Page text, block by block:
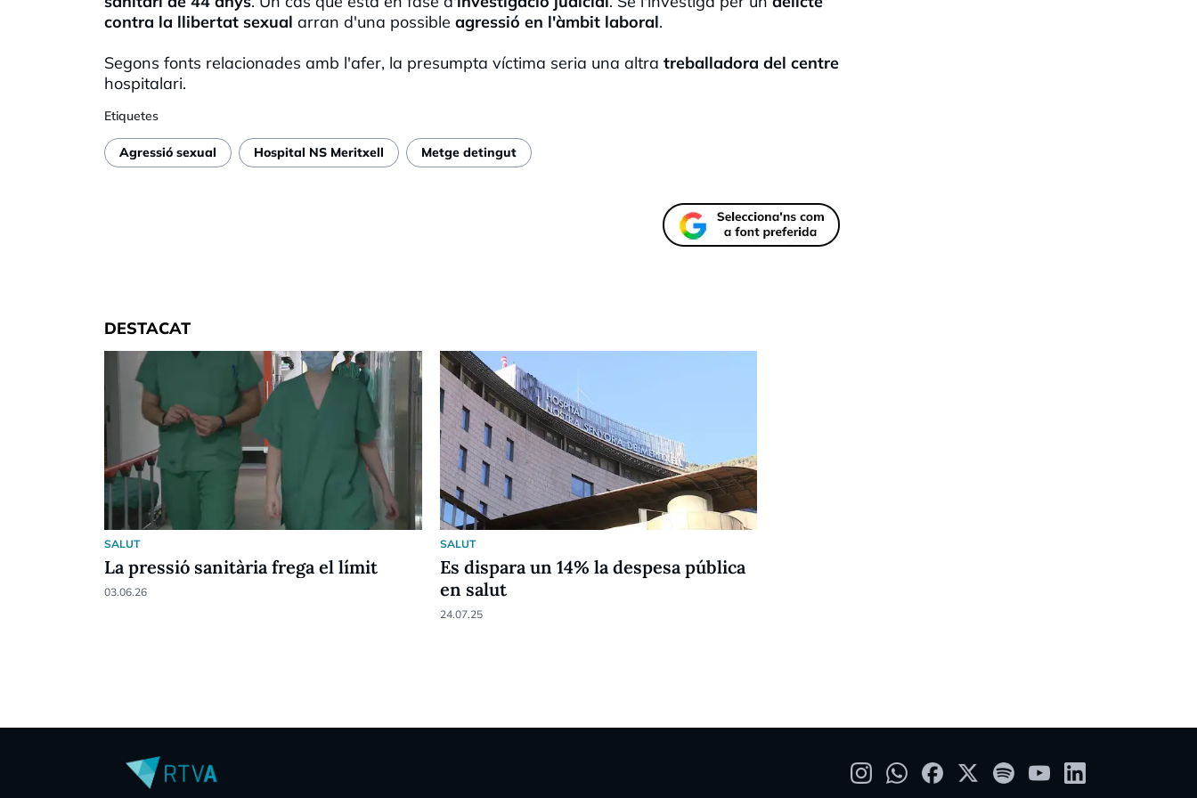
contra la llibertat sexual arran d'una possible agressió en l'àmbit laboral.
Segons fonts relacionades amb l'afer, la presumpta víctima seria una altra treballadora del centre
hospitalari.
Etiquetes
Agressió sexual Hospital NS Meritxell Metge detingut
DESTACAT
SALUT
La pressió sanitària frega el límit
03.06.26
SALUT
Es dispara un 14% la despesa pública
en salut
24.07.25